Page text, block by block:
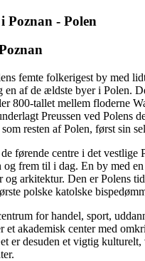
femte folkerigest by med
en af de ældste byer i Polen.
800-tallet mellem floderne
Preussen ved Polens
resten af Polen, først sin
førende centre i det vestlige
og frem til i dag. En by med
og arkitektur. Den er Polens
polske katolske
for handel, sport,
et akademisk center med
er desuden et vigtig